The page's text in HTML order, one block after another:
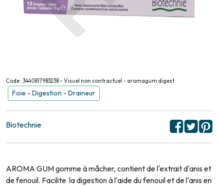
Code : 3440817983238 - Visuel non contractuel - aromagum digest
Foie - Digestion - Draineur
Biotechnie
AROMA GUM gomme à mâcher, contient de l'extrait d'anis et
de fenouil. Facilite la digestion à l'aide du fenouil et de l'anis en